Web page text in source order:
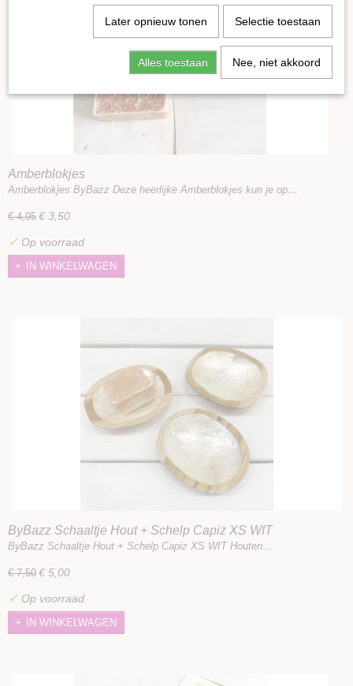
Amberblokjes
Amberblokjes ByBazz Deze heerlijke Amberblokjes kun je op…
€ 4,95 € 3,50
✓ Op voorraad
IN WINKELWAGEN
ByBazz Schaaltje Hout + Schelp Capiz XS WIT
ByBazz Schaaltje Hout + Schelp Capiz XS WIT Houten…
€ 7,50 € 5,00
✓ Op voorraad
IN WINKELWAGEN
Later opnieuw tonen Selectie toestaan
Alles toestaan Nee, niet akkoord